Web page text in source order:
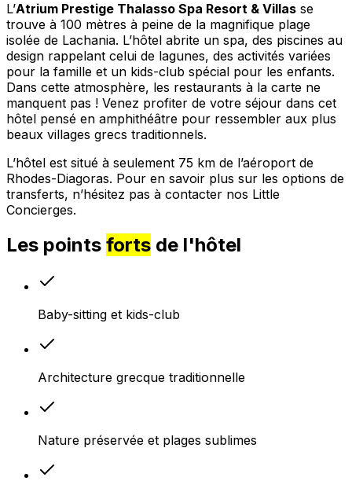
L’Atrium Prestige Thalasso Spa Resort & Villas se
trouve à 100 mètres à peine de la magnifique plage
isolée de Lachania. L’hôtel abrite un spa, des piscines au
design rappelant celui de lagunes, des activités variées
pour la famille et un kids-club spécial pour les enfants.
Dans cette atmosphère, les restaurants à la carte ne
manquent pas ! Venez profiter de votre séjour dans cet
hôtel pensé en amphithéâtre pour ressembler aux plus
beaux villages grecs traditionnels.
L’hôtel est situé à seulement 75 km de l’aéroport de
Rhodes-Diagoras. Pour en savoir plus sur les options de
transferts, n’hésitez pas à contacter nos Little
Concierges.
Les points forts de l'hôtel
Baby-sitting et kids-club
Architecture grecque traditionnelle
Nature préservée et plages sublimes